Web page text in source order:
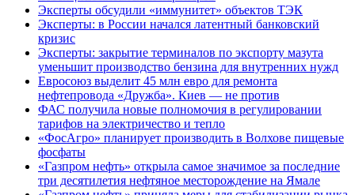
Эксперты обсудили «иммунитет» объектов ТЭК
Эксперты: в России начался латентный банковский
кризис
Эксперты: закрытие терминалов по экспорту мазута
уменьшит производство бензина для внутренних нужд
Евросоюз выделит 45 млн евро для ремонта
нефтепровода «Дружба». Киев — не против
ФАС получила новые полномочия в регулировании
тарифов на электричество и тепло
«ФосАгро» планирует производить в Волхове пищевые
фосфаты
«Газпром нефть» открыла самое значимое за последние
три десятилетия нефтяное месторождение на Ямале